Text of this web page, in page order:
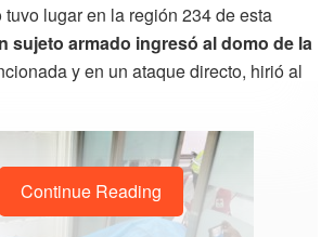
lugar en la región 234 de esta
sujeto armado ingresó al domo de la
y en un ataque directo, hirió al
Continue Reading